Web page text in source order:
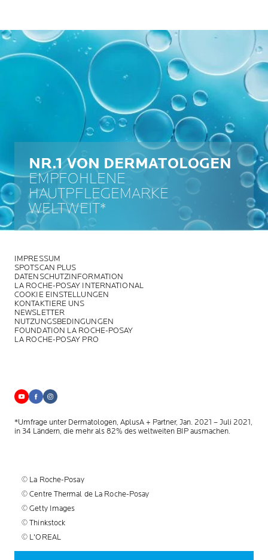
NR.1 VON DERMATOLOGEN
EMPFOHLENE
HAUTPFLEGEMARKE
WELTWEIT*
IMPRESSUM
SPOTSCAN PLUS
DATENSCHUTZINFORMATION
LA ROCHE-POSAY INTERNATIONAL
COOKIE EINSTELLUNGEN
KONTAKTIERE UNS
NEWSLETTER
NUTZUNGSBEDINGUNGEN
FOUNDATION LA ROCHE-POSAY
LA ROCHE-POSAY PRO
*Umfrage unter Dermatologen, AplusA + Partner, Jan. 2021 – Juli 2021,
in 34 Ländern, die mehr als 82% des weltweiten BIP ausmachen.
© La Roche-Posay
© Centre Thermal de La Roche-Posay
© Getty Images
© Thinkstock
© L'OREAL